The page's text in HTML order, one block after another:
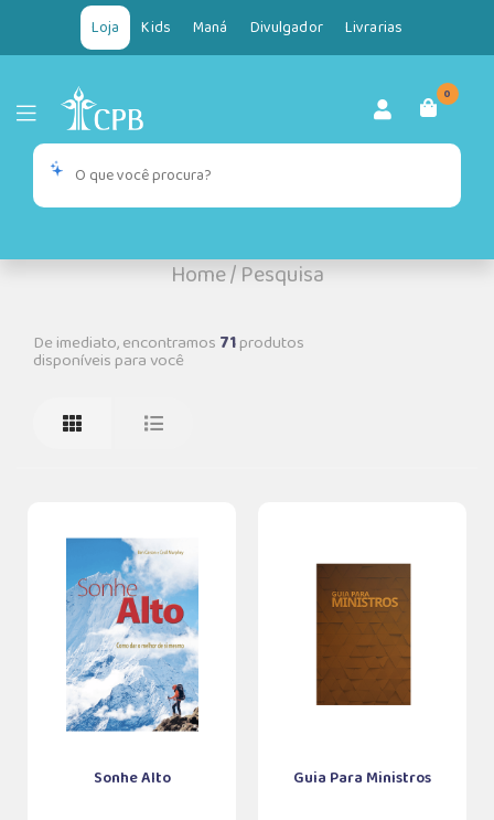
Loja Kids Maná Divulgador Livrarias
0
Home/Pesquisa
De imediato, encontramos 71produtos
disponíveis para você
Sonhe Alto Guia Para Ministros